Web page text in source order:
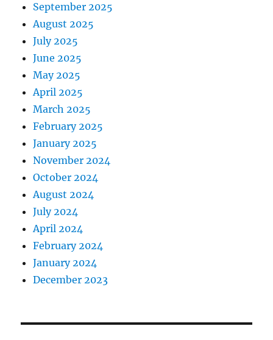
September 2025
August 2025
July 2025
June 2025
May 2025
April 2025
March 2025
February 2025
January 2025
November 2024
October 2024
August 2024
July 2024
April 2024
February 2024
January 2024
December 2023